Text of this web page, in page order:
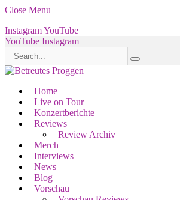
Close Menu
InstagramYouTube
YouTube Instagram
Home
Live on Tour
Konzertberichte
Reviews
Review Archiv
Merch
Interviews
News
Blog
Vorschau